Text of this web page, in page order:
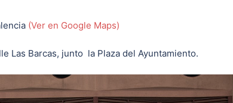
(Ver en Google Maps)
Las Barcas, junto la Plaza del Ayuntamiento.